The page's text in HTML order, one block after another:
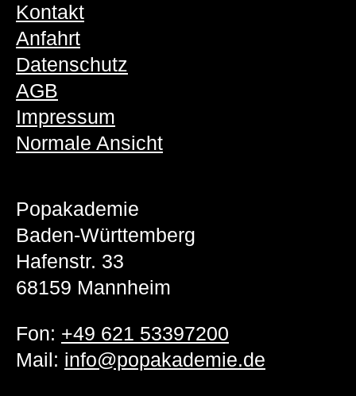
Kontakt
Anfahrt
Datenschutz
AGB
Impressum
Normale Ansicht
Popakademie
Baden-Württemberg
Hafenstr. 33
68159 Mannheim
Fon: +49 621 53397200
Mail: info@popakademie.de